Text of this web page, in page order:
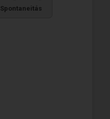
Spontaneitás